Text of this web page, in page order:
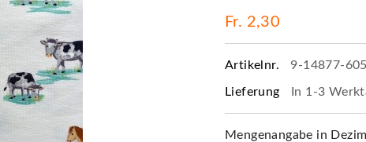
Fr. 2,30
Artikelnr. 9-14877-
Lieferung In 1-3
Mengenangabe in